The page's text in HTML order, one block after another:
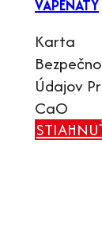
VÁPENATÝ
Karta
Údajov
CaO